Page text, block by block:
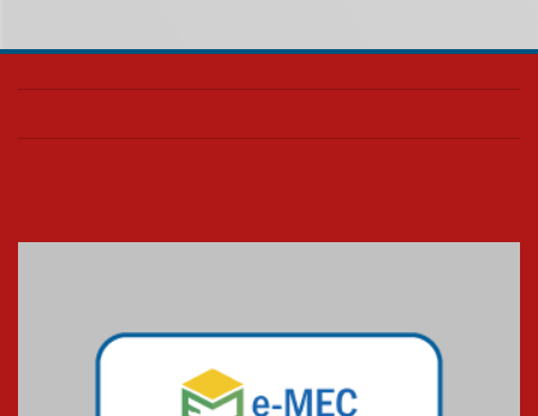
caminhos da felicidade
Segundo dia da Recepção aos